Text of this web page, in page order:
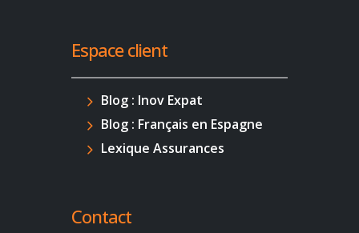
Espace client
Blog : Inov Expat
Blog : Français en Espagne
Lexique Assurances
Contact